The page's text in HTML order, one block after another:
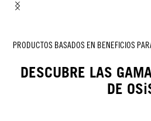
PRODUCTOS BASADOS EN BENEFICIOS
DESCUBRE LAS
DE